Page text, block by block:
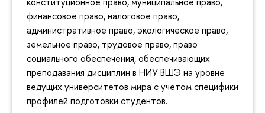
финансовое право, налоговое право,
административное право, экологическое право,
земельное право, трудовое право, право
социального обеспечения, обеспечивающих
преподавания дисциплин в НИУ ВШЭ на уровне
ведущих университетов мира с учетом специфики
профилей подготовки студентов.